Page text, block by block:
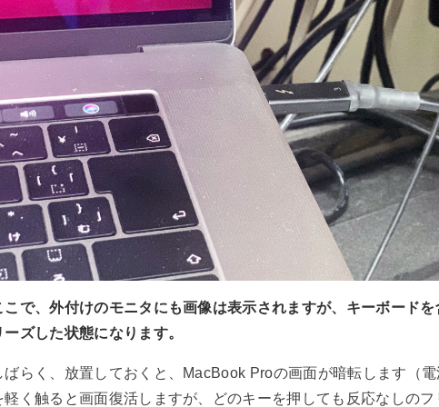
こで、外付けのモニタにも画像は表示されますが、キーボードを
ーズした状態になります。
ばらく、放置しておくと、MacBook Proの画面が暗転します（
軽く触ると画面復活しますが、どのキーを押しても反応なしのフ